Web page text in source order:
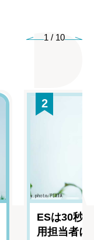
1 / 10
2
ESは30秒
用担当者に